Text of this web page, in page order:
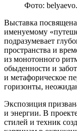
Фото:
Выставка
именуемому
подразумевает
пространства и
из монотонного
обыденности и
и метафорическое
горизонты,
Экспозиция
и энергии. В
стилей и техник